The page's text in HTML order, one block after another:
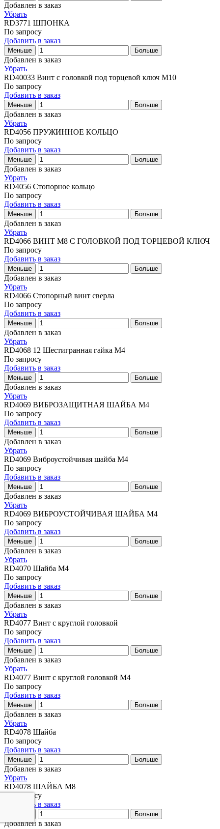
Добавлен в заказ
Убрать
RD3771 ШПОНКА
По запросу
Добавить в заказ
Меньше Больше
Добавлен в заказ
Убрать
RD40033 Винт с головкой под торцевой ключ M10
По запросу
Добавить в заказ
Меньше Больше
Добавлен в заказ
Убрать
RD4056 ПРУЖИННОЕ КОЛЬЦО
По запросу
Добавить в заказ
Меньше Больше
Добавлен в заказ
Убрать
RD4056 Стопорное кольцо
По запросу
Добавить в заказ
Меньше Больше
Добавлен в заказ
Убрать
RD4066 ВИНТ M8 С ГОЛОВКОЙ ПОД ТОРЦЕВОЙ КЛЮЧ
По запросу
Добавить в заказ
Меньше Больше
Добавлен в заказ
Убрать
RD4066 Стопорный винт сверла
По запросу
Добавить в заказ
Меньше Больше
Добавлен в заказ
Убрать
RD4068 12 Шестигранная гайка M4
По запросу
Добавить в заказ
Меньше Больше
Добавлен в заказ
Убрать
RD4069 ВИБРОЗАЩИТНАЯ ШАЙБА M4
По запросу
Добавить в заказ
Меньше Больше
Добавлен в заказ
Убрать
RD4069 Виброустойчивая шайба M4
По запросу
Добавить в заказ
Меньше Больше
Добавлен в заказ
Убрать
RD4069 ВИБРОУСТОЙЧИВАЯ ШАЙБА M4
По запросу
Добавить в заказ
Меньше Больше
Добавлен в заказ
Убрать
RD4070 Шайба M4
По запросу
Добавить в заказ
Меньше Больше
Добавлен в заказ
Убрать
RD4077 Винт с круглой головкой
По запросу
Добавить в заказ
Меньше Больше
Добавлен в заказ
Убрать
RD4077 Винт с круглой головкой M4
По запросу
Добавить в заказ
Меньше Больше
Добавлен в заказ
Убрать
RD4078 Шайба
По запросу
Добавить в заказ
Меньше Больше
Добавлен в заказ
Убрать
RD4078 ШАЙБА M8
По запросу
Добавить в заказ
Больше
Добавлен в заказ